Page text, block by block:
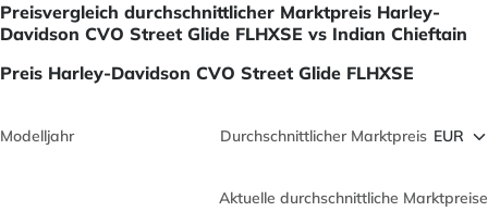
Preisvergleich durchschnittlicher Marktpreis Harley-
Davidson CVO Street Glide FLHXSE vs Indian Chieftain
Preis Harley-Davidson CVO Street Glide FLHXSE
Modelljahr Durchschnittlicher Marktpreis
Aktuelle durchschnittliche Marktpreise